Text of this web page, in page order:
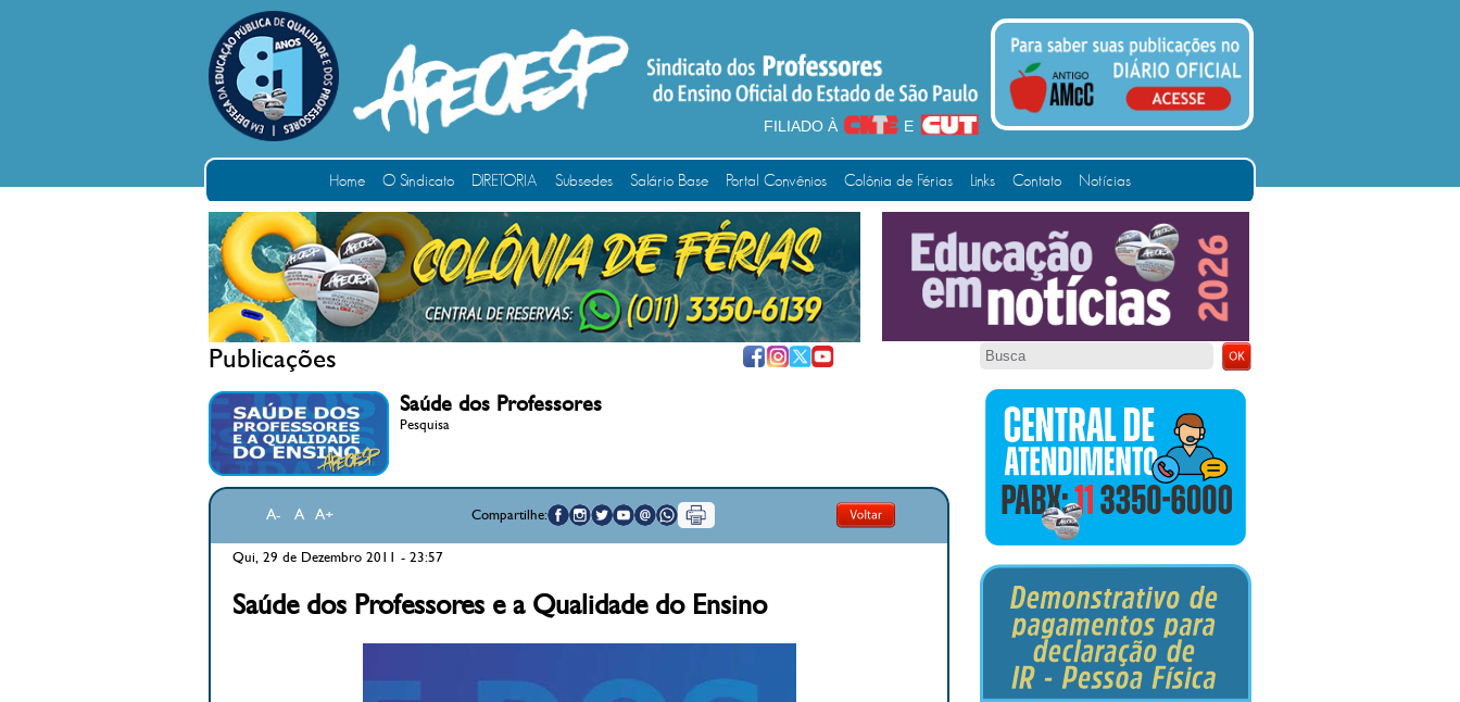
FILIADO À E
Home O Sindicato DIRETORIA Subsedes Salário Base Portal Convênios Colônia de Férias Links Contato Notícias
Publicações
Saúde dos Professores
Pesquisa
A- A A+ Compartilhe:
Qui, 29 de Dezembro 2011 - 23:57
Saúde dos Professores e a Qualidade do Ensino